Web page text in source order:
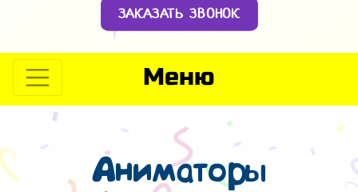
ЗАКАЗАТЬ ЗВОНОК
Меню
Аниматоры